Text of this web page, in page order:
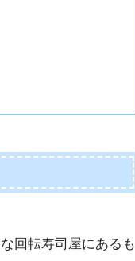
回転寿司屋にあるも